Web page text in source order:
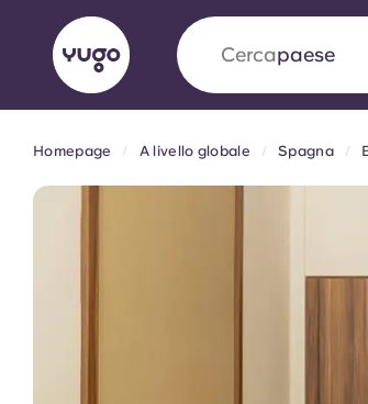
Cercapaese
Chi siamoSediAltro
Yugo VCARB:
English (GB)
Homepage A livello globale Spagna